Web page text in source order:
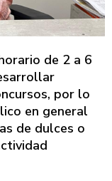
de 2 a 6
por lo
en general
de dulces o